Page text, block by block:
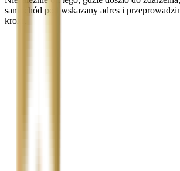
samochód pod wskazany adres i
kroki.